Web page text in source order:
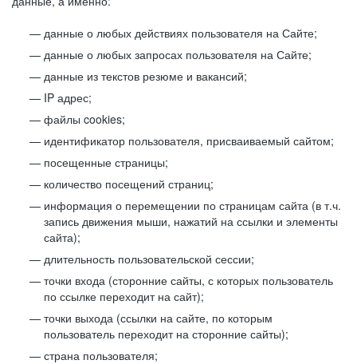
данные о любых действиях пользователя на Сайте;
данные о любых запросах пользователя на Сайте;
данные из текстов резюме и вакансий;
IP адрес;
файлы cookies;
идентификатор пользователя, присваиваемый сайтом;
посещенные страницы;
количество посещений страниц;
информация о перемещении по страницам сайта (в т.ч.
запись движения мыши, нажатий на ссылки и элементы
сайта);
длительность пользовательской сессии;
точки входа (сторонние сайты, с которых пользователь
по ссылке переходит на сайт);
точки выхода (ссылки на сайте, по которым
пользователь переходит на сторонние сайты);
страна пользователя;